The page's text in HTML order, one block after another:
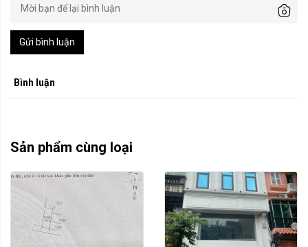
Gửi bình luận
Bình luận
Sản phẩm cùng loại